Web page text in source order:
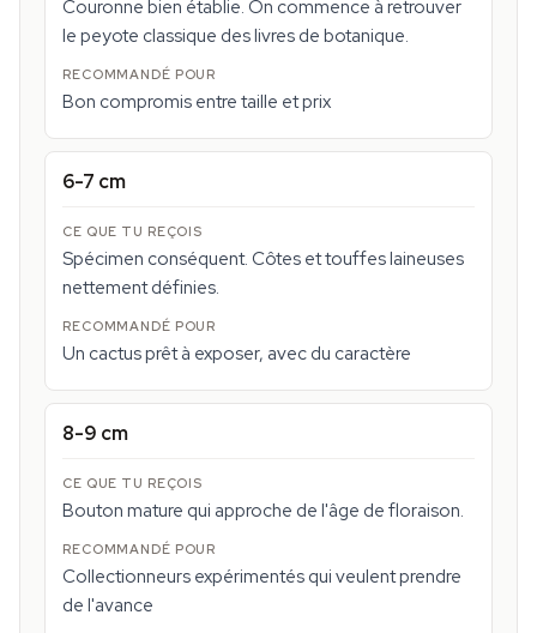
Couronne bien établie. On commence à retrouver
le peyote classique des livres de botanique.
Bon compromis entre taille et prix
6-7 cm
Spécimen conséquent. Côtes et touffes laineuses
nettement définies.
Un cactus prêt à exposer, avec du caractère
8-9 cm
Bouton mature qui approche de l'âge de floraison.
Collectionneurs expérimentés qui veulent prendre
de l'avance